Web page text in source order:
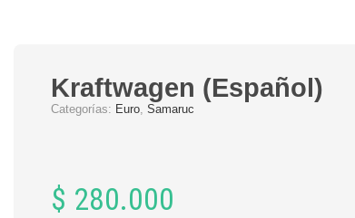
Kraftwagen (Español)
Categorías: Euro, Samaruc
$ 280.000